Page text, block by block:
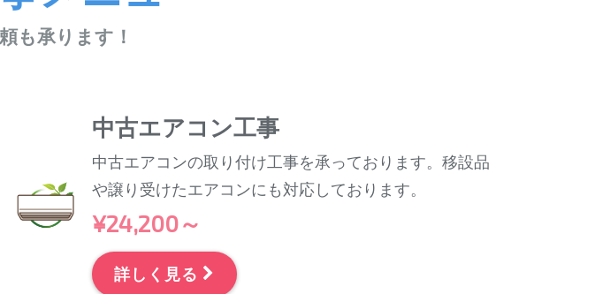
も承ります！
中古エアコン工事
中古エアコンの取り付け工事を承っております。移設品
や譲り受けたエアコンにも対応しております。
¥24,200～
詳しく見る